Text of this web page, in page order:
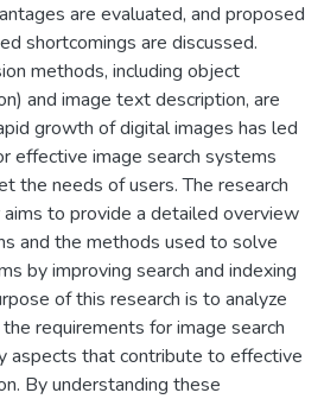
are evaluated, and proposed
shortcomings are discussed.
methods, including object
and image text description, are
growth of digital images has led
effective image search systems
the needs of users. The research
to provide a detailed overview
and the methods used to solve
by improving search and indexing
of this research is to analyze
requirements for image search
aspects that contribute to effective
By understanding these